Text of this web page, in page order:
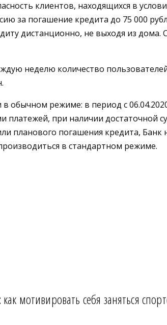
клиентов, находящихся в
за погашение кредита до 75 000
дистанционно, не выходя из
неделю количество
обычном режиме: в период с
при наличии достаточной
планового погашения кредита,
в стандартном режиме.
мотивировать себя заняться